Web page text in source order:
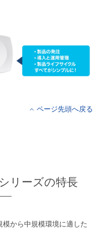
ページ先頭へ戻る
リーズの特長
から中規模環境に適した